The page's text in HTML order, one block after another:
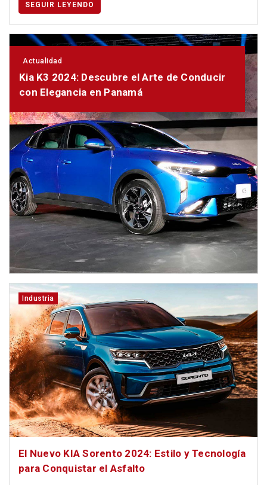
SEGUIR LEYENDO
Actualidad
Kia K3 2024: Descubre el Arte de Conducir
con Elegancia en Panamá
Industria
El Nuevo KIA Sorento 2024: Estilo y Tecnología
para Conquistar el Asfalto